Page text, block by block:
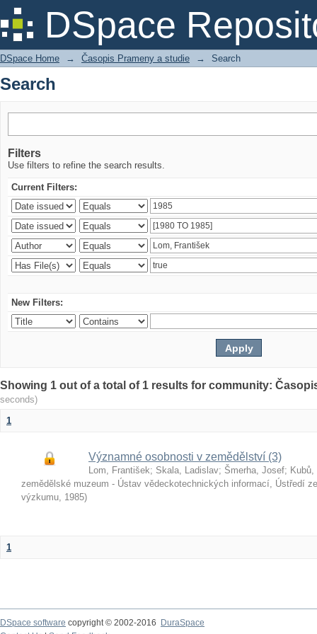
DSpace
Search
DSpace Home → Časopis Prameny a studie → Search
Search
Filters
Use filters to refine the search results.
Current Filters:
New Filters:
Showing 1 out of a total of 1 results for community:
seconds)
1
Významné osobnosti v zemědělství (3)
Lom, František; Skala, Ladislav; Šmerha, Josef;
zemědělské muzeum - Ústav vědeckotechnických informací, Ústředí
výzkumu, 1985)
1
DSpace software copyright © 2002-2016
DuraSpace